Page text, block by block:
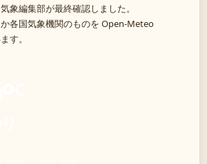
象編集部が最終確認しました。
各国気象機関のものを Open-Meteo
す。